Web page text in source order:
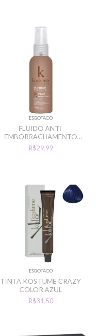
ESGOTADO
FLUIDO ANTI
EMBORRACHAMENTO
KOSTUME K.FIBER REPAIR
PLEX SOS
R$29,99
ESGOTADO
TINTA KOSTUME CRAZY
COLOR AZUL
R$31,50